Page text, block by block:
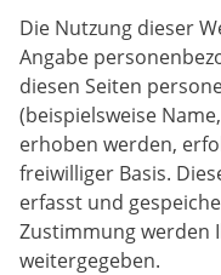
Die Nutzung dieser
Angabe
diesen Seiten
(beispielsweise
erhoben werden,
freiwilliger Basis.
erfasst und
Zustimmung werden
weitergegeben.